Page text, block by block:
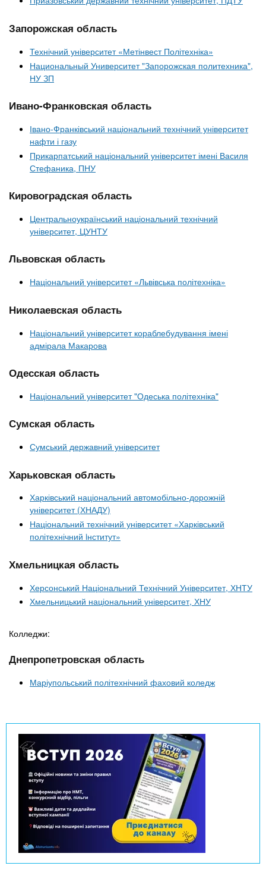
Запорожская область
Технічний університет «Метінвест Політехніка»
Национальный Университет "Запорожская политехника",
НУ ЗП
Ивано-Франковская область
Івано-Франківський національний технічний університет
нафти і газу
Прикарпатський національний університет імені Василя
Стефаника, ПНУ
Кировоградская область
Центральноукраїнський національний технічний
університет, ЦУНТУ
Львовская область
Національний університет «Львівська політехніка»
Николаевская область
Національний університет кораблебудування імені
адмірала Макарова
Одесская область
Національний університет "Одеська політехніка"
Сумская область
Сумський державний університет
Харьковская область
Харківський національний автомобільно-дорожній
університет (ХНАДУ)
Національний технічний університет «Харківський
політехнічний iнститут»
Хмельницкая область
Херсонський Національний Технічний Університет, ХНТУ
Хмельницький національний університет, ХНУ
Колледжи:
Днепропетровская область
Маріупольський політехнічний фаховий коледж